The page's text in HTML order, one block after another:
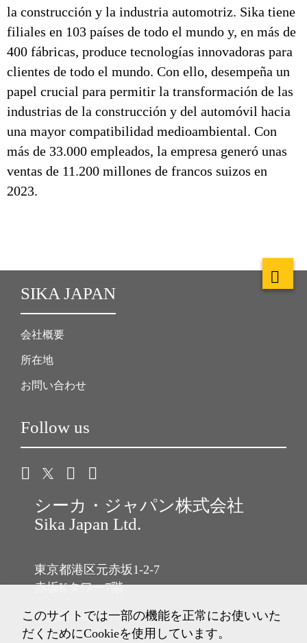
la construcción y la industria automotriz. Sika tiene
filiales en 103 países de todo el mundo y, en más de
400 fábricas, produce tecnologías innovadoras para
clientes de todo el mundo. Con ello, desempeña un
papel crucial para permitir la transformación de las
industrias de la construcción y del automóvil hacia
una mayor compatibilidad medioambiental. Con
más de 33.000 empleados, la empresa generó unas
ventas de 11.200 millones de francos suizos en
2023.
SIKA JAPAN
会社概要
所在地
お問い合わせ
Follow us
シーカ・ジャパン株式会社
Sika Japan Ltd.
東京都港区元赤坂1-2-7
赤坂Kタワー7階
Tel: 03-6433-2101
Fax: 03-6433-2102
このサイトでは一部の機能を正常にお使いいた
だくためにCookieを使用しています。